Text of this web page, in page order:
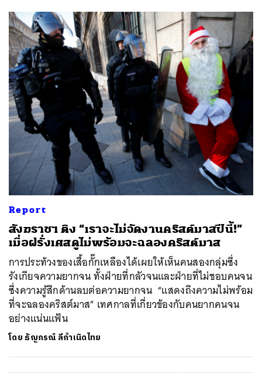
Report
สังฆราชฯ ติง “เราจะไม่จัดงานคริสต์มาสปีนี้!”
เมื่อฝรั่งเศสดูไม่พร้อมจะฉลองคริสต์มาส
การประท้วงของเสื้อกั๊กเหลืองได้เผยให้เห็นคนสองกลุ่มซึ่ง
รังเกียจความยากจน ทั้งฝ่ายที่กลัวจนและฝ่ายที่ไม่ชอบคนจน
ซึ่งความรู้สึกด้านลบต่อความยากจน “แสดงถึงความไม่พร้อม
ที่จะฉลองคริสต์มาส” เทศกาลที่เกี่ยวข้องกับคนยากคนจน
อย่างแน่นแฟ้น
โดย ธัญภรณ์ ลีกำเนิดไทย